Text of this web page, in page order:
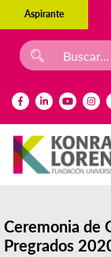
Aspirante
Ceremonia de
Pregrados